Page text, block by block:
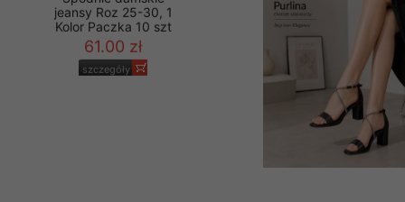
Spodnie damskie
jeansy Roz 25-30, 1
Kolor Paczka 10 szt